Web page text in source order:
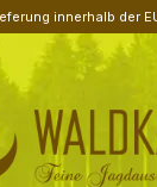
innerhalb der